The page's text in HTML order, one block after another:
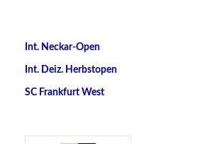
Int. Neckar-Open
Int. Deiz. Herbstopen
SC Frankfurt West